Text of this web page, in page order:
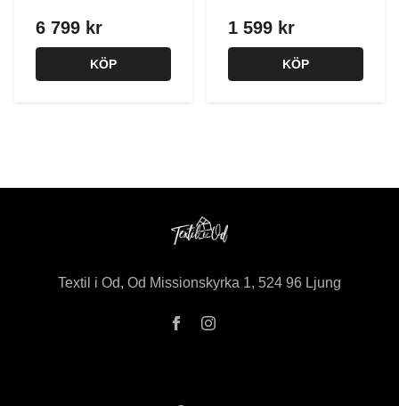
6 799 kr
KÖP
1 599 kr
KÖP
Textil i Od, Od Missionskyrka 1, 524 96 Ljung